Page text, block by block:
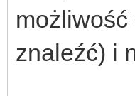
znaleźć) i